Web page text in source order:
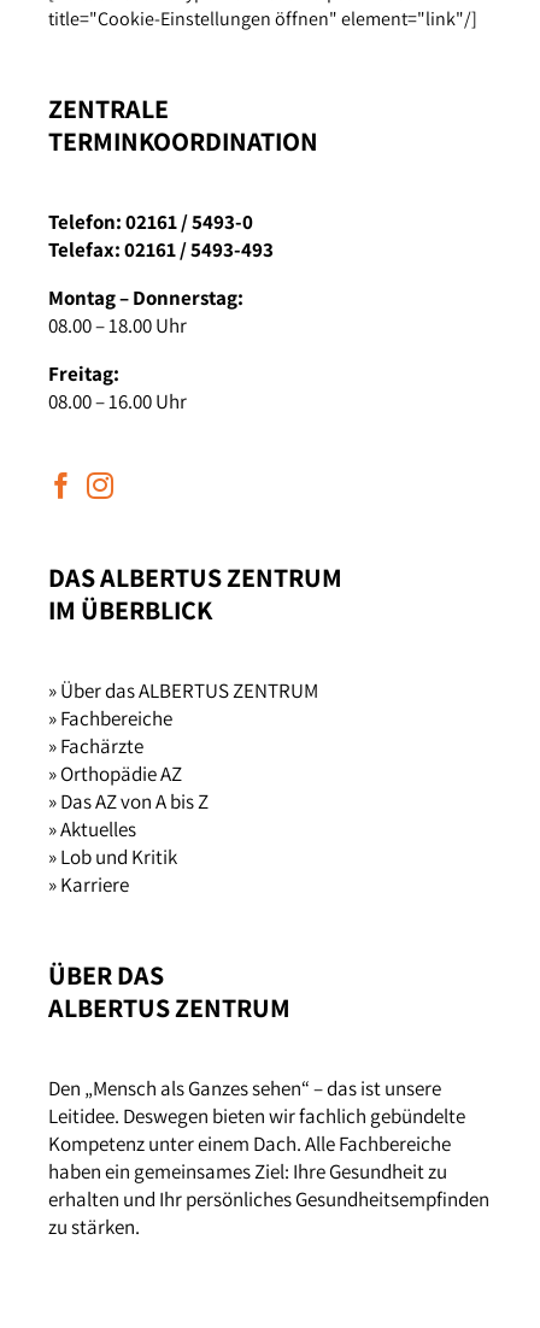
title="Cookie-Einstellungen öffnen" element="link"/]
ZENTRALE
TERMINKOORDINATION
Telefon: 02161 / 5493-0
Telefax: 02161 / 5493-493
Montag – Donnerstag:
08.00 – 18.00 Uhr
Freitag:
08.00 – 16.00 Uhr
DAS ALBERTUS ZENTRUM
IM ÜBERBLICK
» Über das ALBERTUS ZENTRUM
» Fachbereiche
» Fachärzte
» Orthopädie AZ
» Das AZ von A bis Z
» Aktuelles
» Lob und Kritik
» Karriere
ÜBER DAS
ALBERTUS ZENTRUM
Den „Mensch als Ganzes sehen“ – das ist unsere
Leitidee. Deswegen bieten wir fachlich gebündelte
Kompetenz unter einem Dach. Alle Fachbereiche
haben ein gemeinsames Ziel: Ihre Gesundheit zu
erhalten und Ihr persönliches Gesundheitsempfinden
zu stärken.